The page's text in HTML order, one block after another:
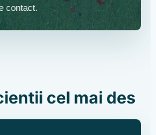
contact.
cel mai des